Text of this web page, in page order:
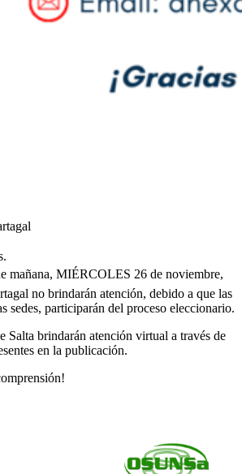
mañana, MIÉRCOLES 26 de noviembre,
no brindarán atención, debido a que las
sedes, participarán del proceso eleccionario.
Salta brindarán atención virtual a través de
en la publicación.